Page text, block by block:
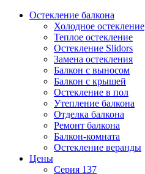
Остекление балкона
Холодное остекление
Теплое остекление
Остекление Slidors
Замена остекления
Балкон с выносом
Балкон с крышей
Остекление в пол
Утепление балкона
Отделка балкона
Ремонт балкона
Балкон-комната
Остекление веранды
Цены
Серия 137